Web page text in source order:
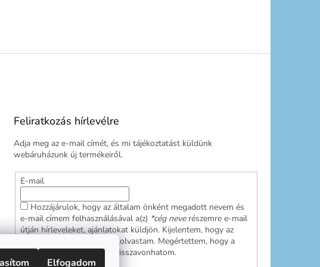
Elfogadom
Feliratkozás hírlevélre
Adja meg az e-mail címét, és mi tájékoztatást küldünk
webáruházunk új termékeiről.
E-mail
Hozzájárulok, hogy az általam önként megadott nevem és
e-mail címem felhasználásával a(z) *cég neverészemre e-mail
útján hírleveleket, ajánlatokat küldjön. Kijelentem, hogy az
elolvastam. Megértettem, hogy a
hozzájárulásom bármikor visszavonhatom.